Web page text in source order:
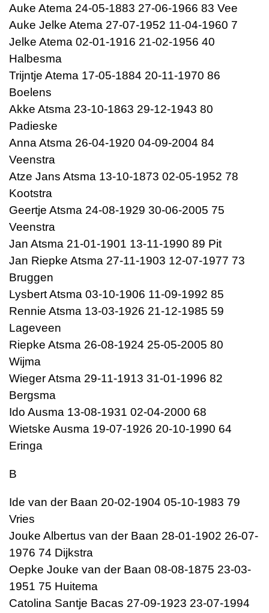
Auke Atema 24-05-1883 27-06-1966 83 Vee
Auke Jelke Atema 27-07-1952 11-04-1960 7
Jelke Atema 02-01-1916 21-02-1956 40
Halbesma
Trijntje Atema 17-05-1884 20-11-1970 86
Boelens
Akke Atsma 23-10-1863 29-12-1943 80
Padieske
Anna Atsma 26-04-1920 04-09-2004 84
Veenstra
Atze Jans Atsma 13-10-1873 02-05-1952 78
Kootstra
Geertje Atsma 24-08-1929 30-06-2005 75
Veenstra
Jan Atsma 21-01-1901 13-11-1990 89 Pit
Jan Riepke Atsma 27-11-1903 12-07-1977 73
Bruggen
Lysbert Atsma 03-10-1906 11-09-1992 85
Rennie Atsma 13-03-1926 21-12-1985 59
Lageveen
Riepke Atsma 26-08-1924 25-05-2005 80
Wijma
Wieger Atsma 29-11-1913 31-01-1996 82
Bergsma
Ido Ausma 13-08-1931 02-04-2000 68
Wietske Ausma 19-07-1926 20-10-1990 64
Eringa
B
Ide van der Baan 20-02-1904 05-10-1983 79
Vries
Jouke Albertus van der Baan 28-01-1902 26-07-
1976 74 Dijkstra
Oepke Jouke van der Baan 08-08-1875 23-03-
1951 75 Huitema
Catolina Santje Bacas 27-09-1923 23-07-1994